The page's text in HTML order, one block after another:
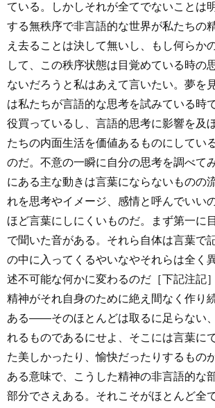
ている。しかしそれが全てでないことは
する無秩序で非言語的な世界が私たちの
え去ることは決して無いし、もし何らか
して、この秩序状態は目覚めている時の
ないだろうと私はあえて言いたい。夢を
は私たちが言語的な思考を試みている時
役買っているし、言語的思考に影響を及
たちの内面生活を価値あるものにしてい
のだ。不意の一瞬に自分の思考を調べて
にある主な動きは言葉にならないもの
れを思考やイメージ、感情と呼んでいい
ほど言葉にしにくいものだ。まず第一に
で聞いた音がある。それら自体は言葉で
の中に入ってくるやいなやそれらは全く
述不可能な何かに変わるのだ［下記注記
精神がそれ自身のために絶え間なく作り
ある――そのほとんどは取るに足らない
れるものであるにせよ、そこには言葉に
た美しかったり、愉快だったりするもの
ある意味で、こうした精神の非言語的な
部分でさえある。それこそがほとんど全